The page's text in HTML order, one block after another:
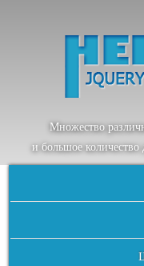
Множество
и большое количество